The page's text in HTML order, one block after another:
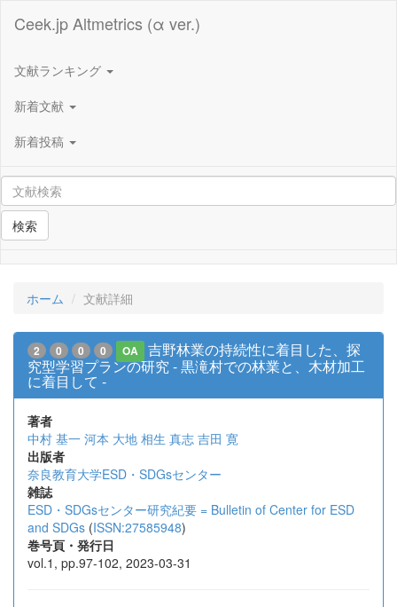
Ceek.jp Altmetrics (α ver.)
文献ランキング
新着文献
新着投稿
検索
ホーム 文献詳細
2 0 0 0 OA
吉野林業の持続性に着目した、探
究型学習プランの研究 - 黒滝村での林業と、木材加工
に着目して -
著者
中村 基一 河本 大地 相生 真志 吉田 寛
出版者
奈良教育大学ESD・SDGsセンター
雑誌
ESD・SDGsセンター研究紀要 = Bulletin of Center for ESD
and SDGs (ISSN:27585948)
巻号頁・発行日
vol.1, pp.97-102, 2023-03-31